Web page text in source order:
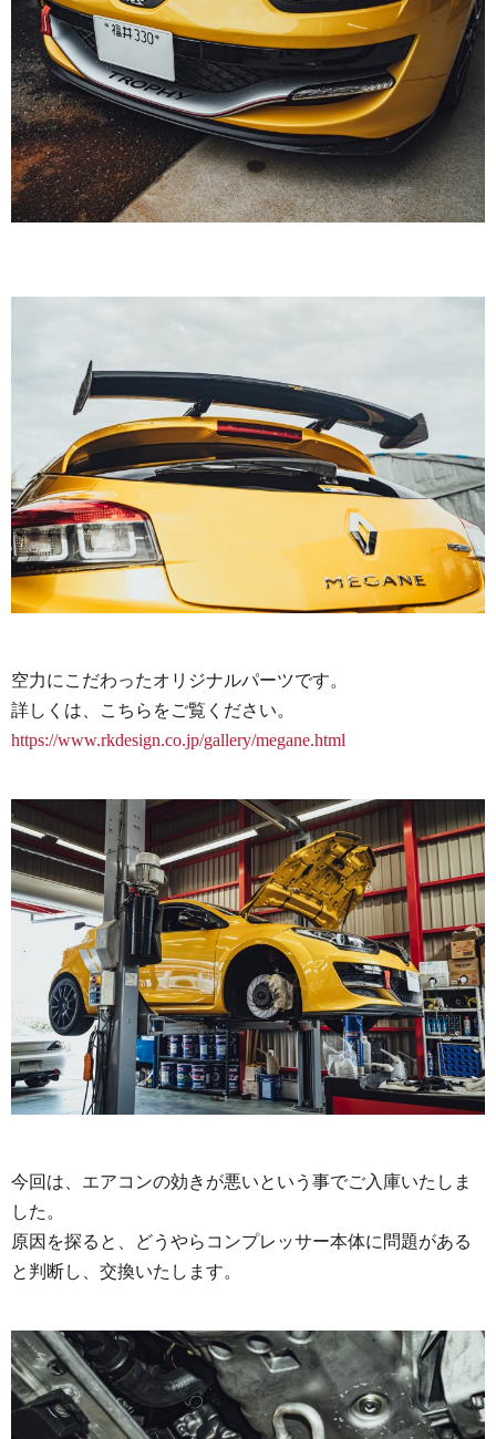
空力にこだわったオリジナルパーツです。
詳しくは、こちらをご覧ください。
https://www.rkdesign.co.jp/gallery/megane.html
今回は、エアコンの効きが悪いという事でご入庫いたしま
した。
原因を探ると、どうやらコンプレッサー本体に問題がある
と判断し、交換いたします。